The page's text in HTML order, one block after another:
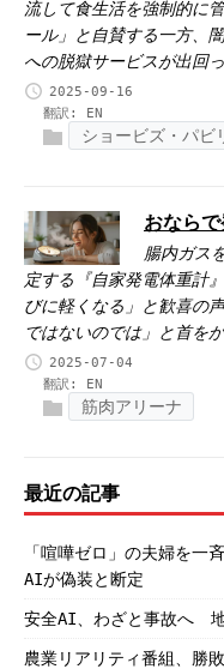
流して食生活を強制的に
ール」と自賛する一方、
への脱獄サービスが出回
2025-09-16
翻訳: EN
ショービズ・パビ
おなら
腸内ガス
定する『自家発電体重計
びに軽くなる」と歓喜の
ではないのでは」と首をか
2025-07-04
翻訳: EN
筋肉アリーナ
最近の記事
「喧嘩ゼロ」の夫婦を一
AIが偽装と断定
安全AI、わざと事故へ
農業リアリティ番組、勝